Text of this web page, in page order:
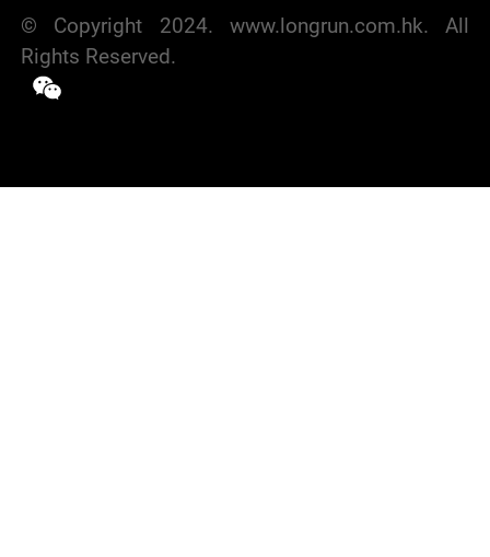
© Copyright 2024. www.longrun.com.hk. All
Rights Reserved.